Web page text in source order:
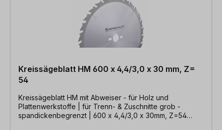
Kreissägeblatt HM 600 x 4,4/3,0 x 30 mm, Z=
54
Kreissägeblatt HM mit Abweiser - für Holz und
Plattenwerkstoffe | für Trenn- & Zuschnitte grob -
spandickenbegrenzt | 600 x 4,4/3,0 x 30mm, Z=54